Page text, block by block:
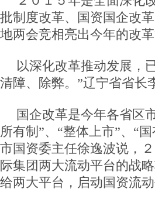
批制度改革、国资国企改
地两会竞相亮出今年的改革
以深化改革推动发展，
清障、除弊。”辽宁省省长
国企改革是今年各省区
所有制”、“整体上市”、“
市国资委主任徐逸波说，
际集团两大流动平台的战
给两大平台，启动国资流